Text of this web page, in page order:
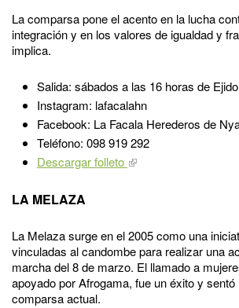
La comparsa pone el acento en la lucha
integración y en los valores de igualdad y
implica.
Salida: sábados a las 16 horas de
Instagram: lafacalahn
Facebook: La Facala Herederos de
Teléfono: 098 919 292
Descargar folleto
LA MELAZA
La Melaza surge en el 2005 como una
vinculadas al candombe para realizar una
marcha del 8 de marzo. El llamado a
apoyado por Afrogama, fue un éxito y
comparsa actual.